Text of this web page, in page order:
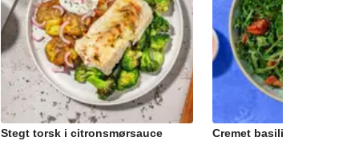
Stegt torsk i citronsmørsauce
Cremet basilikum-